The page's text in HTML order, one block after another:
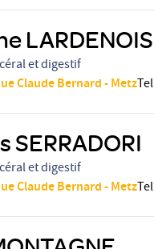
LARDENOIS
et digestif
Claude Bernard - MetzTel
SERRADORI
et digestif
Claude Bernard - MetzTel